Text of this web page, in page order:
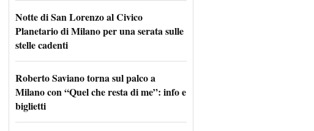
Notte di San Lorenzo al Civico
Planetario di Milano per una serata sulle
stelle cadenti
Roberto Saviano torna sul palco a
Milano con “Quel che resta di me”: info e
biglietti